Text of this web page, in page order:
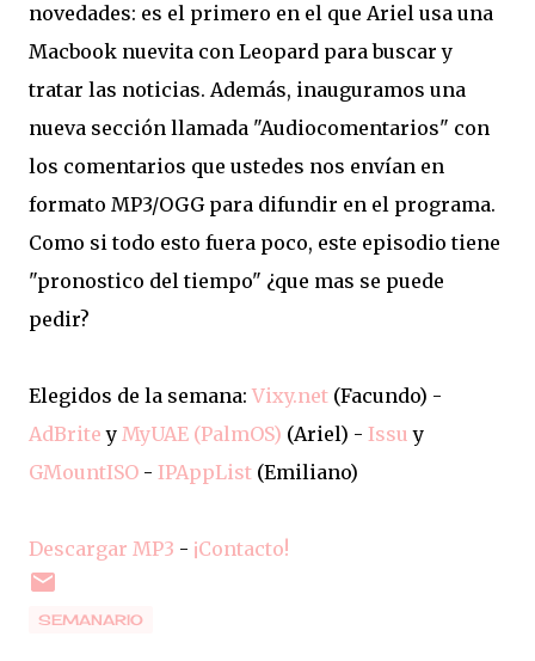
novedades: es el primero en el que Ariel usa una
Macbook nuevita con Leopard para buscar y
tratar las noticias. Además, inauguramos una
nueva sección llamada "Audiocomentarios" con
los comentarios que ustedes nos envían en
formato MP3/OGG para difundir en el programa.
Como si todo esto fuera poco, este episodio tiene
"pronostico del tiempo" ¿que mas se puede
pedir?
Elegidos de la semana: Vixy.net (Facundo) -
AdBrite y MyUAE (PalmOS) (Ariel) - Issu y
GMountISO - IPAppList (Emiliano)
Descargar MP3 - ¡Contacto!
SEMANARIO